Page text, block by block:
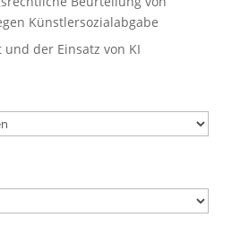
Künstlersozialabgabe
der Einsatz von KI